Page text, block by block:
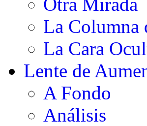
La Columna
La Cara
Lente de
A Fondo
Análisis